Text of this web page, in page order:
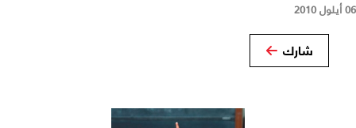
06 أيلول 2010
شارك